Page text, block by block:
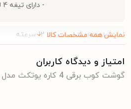
- دارای تیغه 4 لبه
تعداد تنظیمات سرعت 12 سرعته
نوع موتور DC
نمایش همه مشخصات کالا
امتیاز و دیدگاه کاربران
گوشت کوب برقی 4 کاره یوتکث مدل HB-2016